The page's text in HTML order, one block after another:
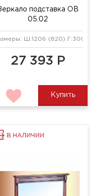
(308) (840) мм
подставка ОВ
05.02
Ш:1206 (820) Г:300
27 393 Р
Купить